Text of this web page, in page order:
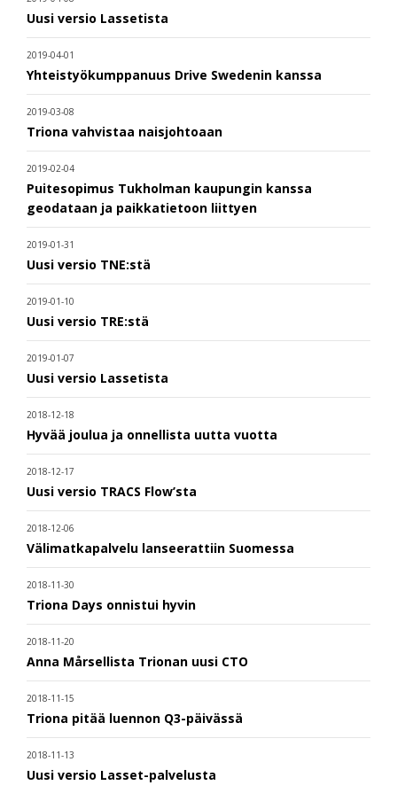
Uusi versio Lassetista
2019-04-01
Yhteistyökumppanuus Drive Swedenin kanssa
2019-03-08
Triona vahvistaa naisjohtoaan
2019-02-04
Puitesopimus Tukholman kaupungin kanssa
geodataan ja paikkatietoon liittyen
2019-01-31
Uusi versio TNE:stä
2019-01-10
Uusi versio TRE:stä
2019-01-07
Uusi versio Lassetista
2018-12-18
Hyvää joulua ja onnellista uutta vuotta
2018-12-17
Uusi versio TRACS Flow’sta
2018-12-06
Välimatkapalvelu lanseerattiin Suomessa
2018-11-30
Triona Days onnistui hyvin
2018-11-20
Anna Mårsellista Trionan uusi CTO
2018-11-15
Triona pitää luennon Q3-päivässä
2018-11-13
Uusi versio Lasset-palvelusta